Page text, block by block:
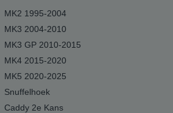
MK2 1995-2004
MK3 2004-2010
MK3 GP 2010-2015
MK4 2015-2020
MK5 2020-2025
Snuffelhoek
Caddy 2e Kans